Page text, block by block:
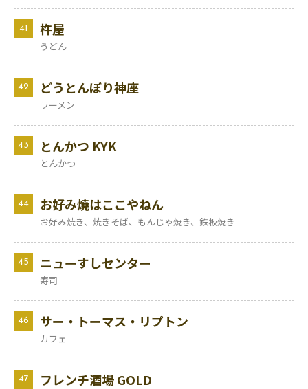
41 杵屋
うどん
42 どうとんぼり神座
ラーメン
43 とんかつ KYK
とんかつ
44 お好み焼はここやねん
お好み焼き、焼きそば、もんじゃ焼き、鉄板焼き
45 ニューすしセンター
寿司
46 サー・トーマス・リプトン
カフェ
47 フレンチ酒場 GOLD